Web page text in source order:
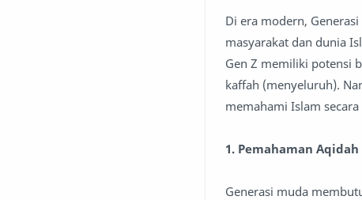
Di era modern,
masyarakat dan dunia
Gen Z memiliki potensi
kaffah (menyeluruh).
memahami Islam
1. Pemahaman
Generasi muda